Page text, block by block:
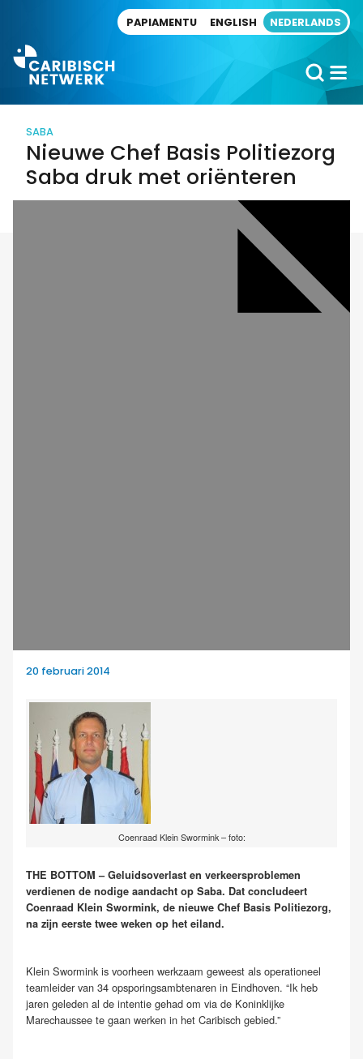
PAPIAMENTU ENGLISH NEDERLANDS
SABA
Nieuwe Chef Basis Politiezorg
Saba druk met oriënteren
20 februari 2014
Coenraad Klein Swormink – foto:
THE BOTTOM – Geluidsoverlast en verkeersproblemen
verdienen de nodige aandacht op Saba. Dat concludeert
Coenraad Klein Swormink, de nieuwe Chef Basis Politiezorg,
na zijn eerste twee weken op het eiland.
Klein Swormink is voorheen werkzaam geweest als operationeel
teamleider van 34 opsporingsambtenaren in Eindhoven. “Ik heb
jaren geleden al de intentie gehad om via de Koninklijke
Marechaussee te gaan werken in het Caribisch gebied.”